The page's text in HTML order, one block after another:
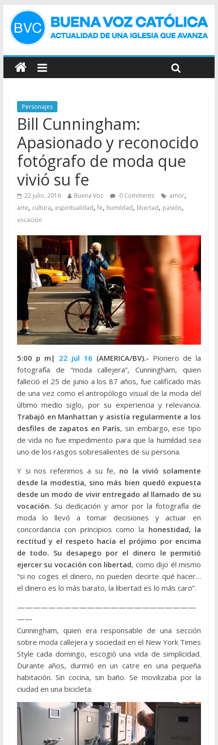
Personajes
Bill Cunningham:
Apasionado y reconocido
fotógrafo de moda que
vivió su fe
22 julio, 2016 Buena Voz 0 Comments amor,
arte, cultura, espiritualidad, fe, humildad, libertad, pasión,
vocación
5:00 p m| 22 jul 16 (AMERICA/BV).- Pionero de la
fotografía de “moda callejera”, Cunningham, quien
falleció el 25 de junio a los 87 años, fue calificado más
de una vez como el antropólogo visual de la moda del
último medio siglo, por su experiencia y relevancia.
Trabajó en Manhattan y asistía regularmente a los
desfiles de zapatos en París, sin embargo, ese tipo
de vida no fue impedimento para que la humildad sea
uno de los rasgos sobresalientes de su persona.
Y si nos referimos a su fe, no la vivió solamente
desde la modestia, sino más bien quedó expuesta
desde un modo de vivir entregado al llamado de su
vocación. Su dedicación y amor por la fotografía de
moda lo llevó a tomar decisiones y actuar en
concordancia con principios como la honestidad, la
rectitud y el respeto hacia el prójimo por encima
de todo. Su desapego por el dinero le permitió
ejercer su vocación con libertad, como dijo él mismo
“si no coges el dinero, no pueden decirte qué hacer…
el dinero es lo más barato, la libertad es lo más caro”.
———————————————————————
——
Cunningham, quien era responsable de una sección
sobre moda callejera y sociedad en el New York Times
Style cada domingo, escogió una vida de simplicidad.
Durante años, durmió en un catre en una pequeña
habitación. Sin cocina, sin baño. Se movilizaba por la
ciudad en una bicicleta.